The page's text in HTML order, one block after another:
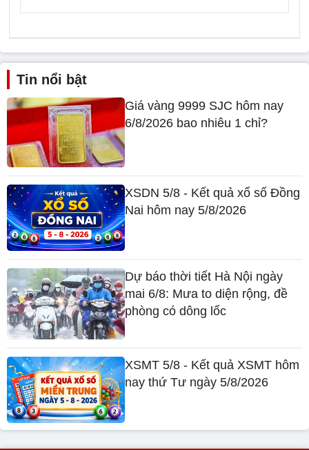
Tin nổi bật
Giá vàng 9999 SJC hôm nay
6/8/2026 bao nhiêu 1 chỉ?
XSDN 5/8 - Kết quả xổ số Đồng
Nai hôm nay 5/8/2026
Dự báo thời tiết Hà Nội ngày
mai 6/8: Mưa to diện rộng, đề
phòng có dông lốc
XSMT 5/8 - Kết quả XSMT hôm
nay thứ Tư ngày 5/8/2026